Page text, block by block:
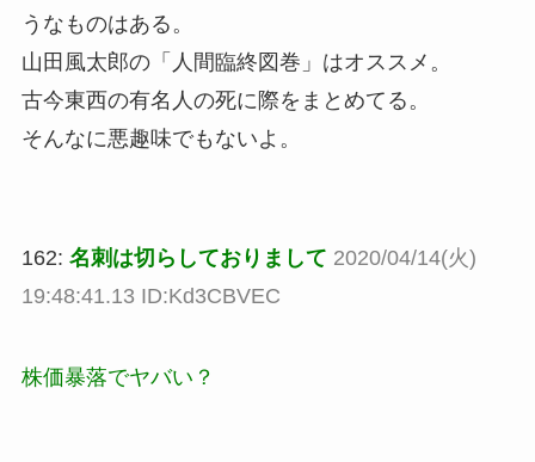
うなものはある。
山田風太郎の「人間臨終図巻」はオススメ。
古今東西の有名人の死に際をまとめてる。
そんなに悪趣味でもないよ。
162: 名刺は切らしておりまして 2020/04/14(火)
19:48:41.13 ID:Kd3CBVEC
株価暴落でヤバい？